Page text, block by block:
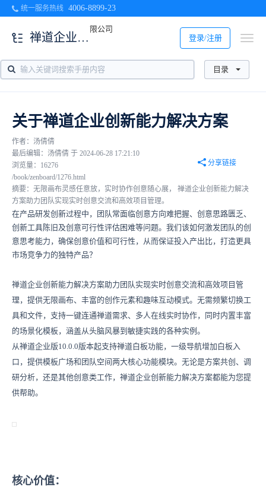
统一服务热线 4006-8899-23
登录/注册
禅道企业创新能力解决方案介绍
目录
关于禅道企业创新能力解决方案
作者：汤倩倩
最后编辑：汤倩倩 于 2024-06-28 17:21:10
浏览量：16276
分享链接
/book/zenboard/1276.html
摘要：无限画布灵感任意放，实时协作创意随心展， 禅道企业创新能力解决
方案助力团队实现实时创意交流和高效项目管理。
在产品研发创新过程中，团队常面临创意方向难把握、创意思路匮乏、
创新工具陈旧及创意可行性评估困难等问题。我们该如何激发团队的创
意思考能力，确保创意价值和可行性，从而保证投入产出比，打造更具
市场竞争力的独特产品？
禅道企业创新能力解决方案助力团队实现实时创意交流和高效项目管
理，提供无限画布、丰富的创作元素和趣味互动模式。无需频繁切换工
具和文件，支持一键连通禅道需求、多人在线实时协作，同时内置丰富
的场景化模板，涵盖从头脑风暴到敏捷实践的各种实例。
从禅道企业版10.0.0版本起支持禅道白板功能，一级导航增加白板入
口，提供模板广场和团队空间两大核心功能模块。无论是方案共创、调
研分析，还是其他创意类工作，禅道企业创新能力解决方案都能为您提
供帮助。
核心价值：